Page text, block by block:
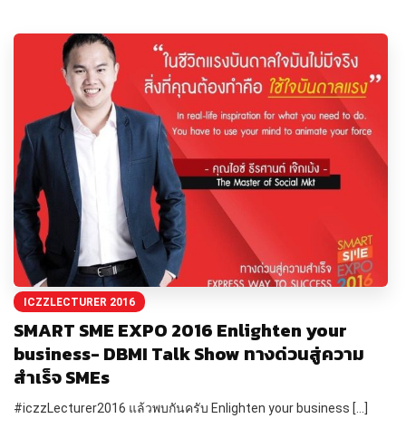
ICZZLECTURER 2016
SMART SME EXPO 2016 Enlighten your
business- DBMI Talk Show ทางด่วนสู่ความ
สำเร็จ SMEs
#iczzLecturer2016 แล้วพบกันครับ Enlighten your business […]